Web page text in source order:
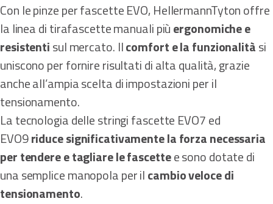
Con le pinze per fascette EVO, HellermannTyton offre
la linea di tirafascette manuali piùergonomiche e
resistentisul mercato. Ilcomfort e la funzionalitàsi
uniscono per fornire risultati di alta qualità, grazie
anche all’ampia scelta di impostazioni per il
tensionamento.
La tecnologia delle stringi fascette EVO7 ed
EVO9riduce significativamente la forza necessaria
per tendere e tagliare le fascettee sono dotate di
una semplice manopola per ilcambio veloce di
tensionamento.